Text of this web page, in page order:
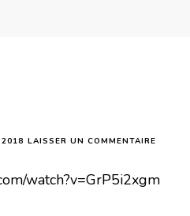
LAISSER UN COMMENTAIRE
DE
watch?v=GrP5i2xgm